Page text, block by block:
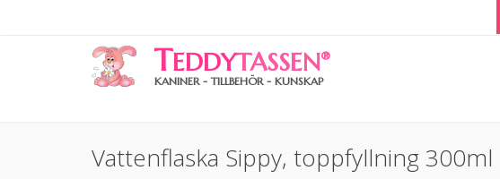
TEDDYTASSEN®
KANINER - TILLBEHÖR - KUNSKAP
Vattenflaska Sippy, toppfyllning 300ml